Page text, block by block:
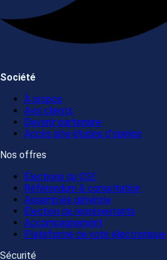
Société
À propos
Avis clients
Devenir partenaire
Accès site études d'opinion
Nos offres
Élections du CSE
Référendum & consultation
Assemblée générale
Élection de représentants
Accompagnement
Plateforme de vote électronique
Sécurité